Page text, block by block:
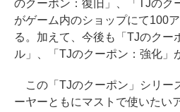
のクーポン：復旧」、「TJのク
がゲーム内のショップにて100
る。加えて、今後も「TJのクー
ル」、「TJのクーポン：強化」
この「TJのクーポン」シリー
ーヤーともにマストで使いたい